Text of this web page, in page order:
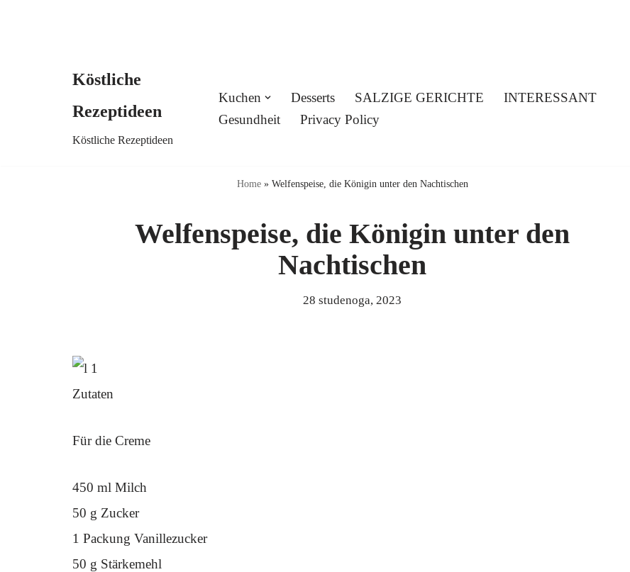
Köstliche
Rezeptideen
Köstliche Rezeptideen
Kuchen Desserts SALZIGE GERICHTE
INTERESSANT
Gesundheit
Privacy Policy
Home» Welfenspeise, die Königin unter den Nachtischen
Welfenspeise, die Königin unter den
Nachtischen
28 studenoga, 2023
Zutaten
Für die Creme
450 ml Milch
50 g Zucker
1 Packung Vanillezucker
50 g Stärkemehl